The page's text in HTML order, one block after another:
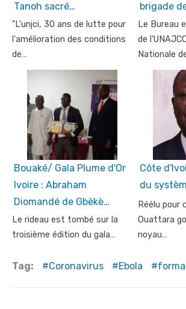
Tanoh sacré…
"L'unjci, 30 ans de lutte pour
l'amélioration des conditions
de…
brigade
Le Bureau
de
Nationale
Bouaké/ Gala Plume d'Or
Ivoire : Abraham
Diomandé de Gbèkè…
Le rideau est tombé sur la
troisième édition du gala…
Côte
du
Réélu pour
Ouattara
noyau…
Tag: Coronavirus Ebola